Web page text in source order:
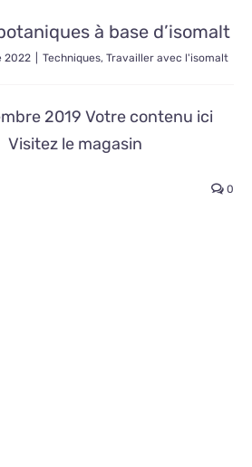
à base d’isomalt
2022 Techniques,Travailler avec l'isomalt
2019 Votre contenu ici
Visitez le magasin
0